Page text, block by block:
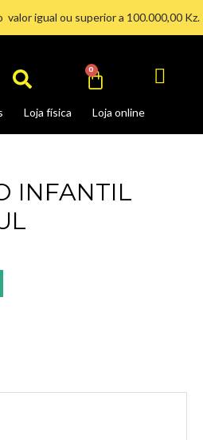
igual ou superior a 100.000,00 Kz.
Search
Loja física Loja online
0
INFANTIL